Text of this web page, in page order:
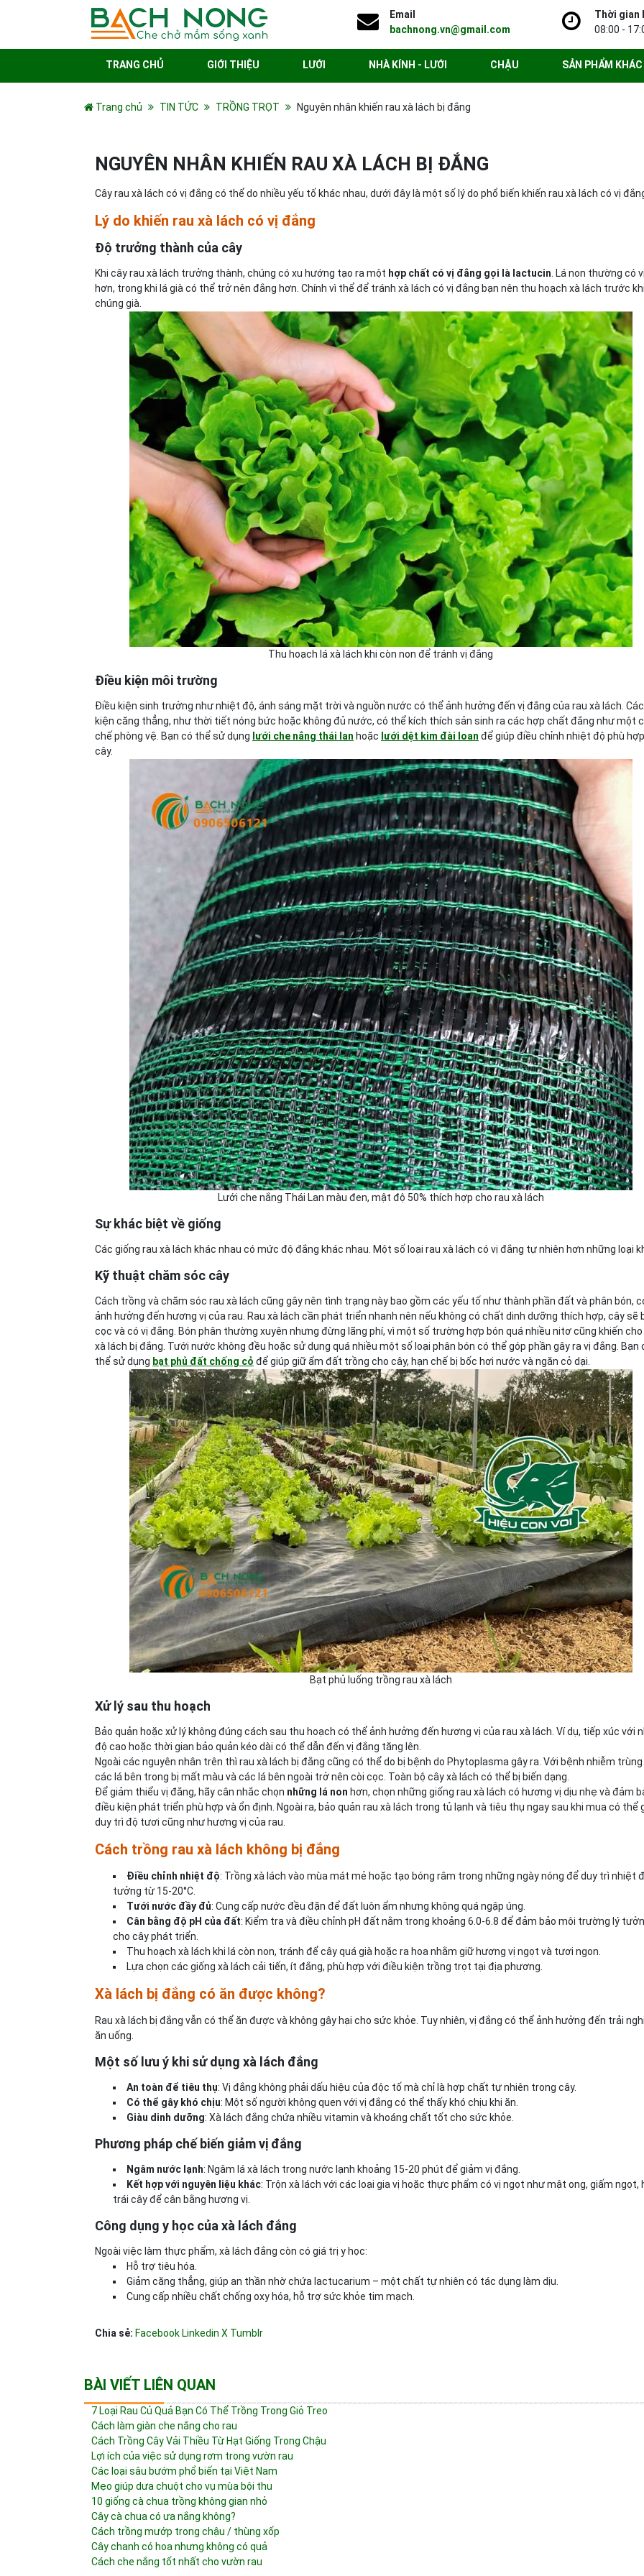
Email
bachnong.vn@gmail.com
Thời gian
08:00 -
TRANG CHỦ GIỚI THIỆU LƯỚI NHÀ KÍNH - LƯỚI CHẬU SẢN PHẨM KHÁC
Trang chủ TIN TỨC TRỒNG TRỌT Nguyên nhân khiến rau xà lách bị đắng
NGUYÊN NHÂN KHIẾN RAU XÀ LÁCH BỊ ĐẮNG
Cây rau xà lách có vị đắng có thể do nhiều yếu tố khác nhau, dưới đây là một số lý do phổ biến khiến rau xà lách có vị
Lý do khiến rau xà lách có vị đắng
Độ trưởng thành của cây
Khi cây rau xà lách trưởng thành, chúng có xu hướng tạo ra một hợp chất có vị đắng gọi là lactucin . Lá non thường có
hơn, trong khi lá già có thể trở nên đắng hơn. Chính vì thể để tránh xà lách có vị đắng bạn nên thu hoạch xà lách trước
chúng già.
Thu hoạch lá xà lách khi còn non để tránh vị đắng
Điều kiện môi trường
Điều kiện sinh trưởng như nhiệt độ, ánh sáng mặt trời và nguồn nước có thể ảnh hưởng đến vị đắng của rau xà lách.
kiện căng thẳng, như thời tiết nóng bức hoặc không đủ nước, có thể kích thích sản sinh ra các hợp chất đắng như một
chế phòng vệ. Bạn có thể sử dụng lưới che nắng thái lan hoặc lưới dệt kim đài loan để giúp điều chỉnh nhiệt độ phù
cây.
Lưới che nắng Thái Lan màu đen, mật độ 50% thích hợp cho rau xà lách
Sự khác biệt về giống
Các giống rau xà lách khác nhau có mức độ đắng khác nhau. Một số loại rau xà lách có vị đắng tự nhiên hơn những loại
Kỹ thuật chăm sóc cây
Cách trồng và chăm sóc rau xà lách cũng gây nên tình trạng này bao gồm các yếu tố như thành phần đất và phân bón,
ảnh hưởng đến hương vị của rau. Rau xà lách cần phát triển nhanh nên nếu không có chất dinh dưỡng thích hợp, cây sẽ
cọc và có vị đắng. Bón phân thường xuyên nhưng đừng lãng phí, vì một số trường hợp bón quá nhiều nitơ cũng khiến
xà lách bị đắng. Tưới nước không đều hoặc sử dụng quá nhiều một số loại phân bón có thể góp phần gây ra vị đắng. Bạn
thể sử dụng bạt phủ đất chống cỏ để giúp giữ ẩm đất trồng cho cây, hạn chế bị bốc hơi nước và ngăn cỏ dại.
Bạt phủ luống trồng rau xà lách
Xử lý sau thu hoạch
Bảo quản hoặc xử lý không đúng cách sau thu hoạch có thể ảnh hưởng đến hương vị của rau xà lách. Ví dụ, tiếp xúc với
độ cao hoặc thời gian bảo quản kéo dài có thể dẫn đến vị đắng tăng lên.
Ngoài các nguyên nhân trên thì rau xà lách bị đắng cũng có thể do bị bệnh do Phytoplasma gây ra. Với bệnh nhiễm trùng
các lá bên trong bị mất màu và các lá bên ngoài trở nên còi cọc. Toàn bộ cây xà lách có thể bị biến dạng.
Để giảm thiểu vị đắng, hãy cân nhắc chọn những lá non hơn, chọn những giống rau xà lách có hương vị dịu nhẹ và đảm
điều kiện phát triển phù hợp và ổn định. Ngoài ra, bảo quản rau xà lách trong tủ lạnh và tiêu thụ ngay sau khi mua có thể
duy trì độ tươi cũng như hương vị của rau.
Cách trồng rau xà lách không bị đắng
Điều chỉnh nhiệt độ: Trồng xà lách vào mùa mát mẻ hoặc tạo bóng râm trong những ngày nóng để duy trì nhiệt
tưởng từ 15-20°C.
Tưới nước đầy đủ: Cung cấp nước đều đặn để đất luôn ẩm nhưng không quá ngập úng.
Cân bằng độ pH của đất: Kiểm tra và điều chỉnh pH đất nằm trong khoảng 6.0-6.8 để đảm bảo môi trường lý
cho cây phát triển.
Thu hoạch xà lách khi lá còn non, tránh để cây quá già hoặc ra hoa nhằm giữ hương vị ngọt và tươi ngon.
Lựa chọn các giống xà lách cải tiến, ít đắng, phù hợp với điều kiện trồng trọt tại địa phương.
Xà lách bị đắng có ăn được không?
Rau xà lách bị đắng vẫn có thể ăn được và không gây hại cho sức khỏe. Tuy nhiên, vị đắng có thể ảnh hưởng đến trải
ăn uống.
Một số lưu ý khi sử dụng xà lách đắng
An toàn để tiêu thụ: Vị đắng không phải dấu hiệu của độc tố mà chỉ là hợp chất tự nhiên trong cây.
Có thể gây khó chịu: Một số người không quen với vị đắng có thể thấy khó chịu khi ăn.
Giàu dinh dưỡng: Xà lách đắng chứa nhiều vitamin và khoáng chất tốt cho sức khỏe.
Phương pháp chế biến giảm vị đắng
Ngâm nước lạnh: Ngâm lá xà lách trong nước lạnh khoảng 15-20 phút để giảm vị đắng.
Kết hợp với nguyên liệu khác: Trộn xà lách với các loại gia vị hoặc thực phẩm có vị ngọt như mật ong, giấm ngọt,
trái cây để cân bằng hương vị.
Công dụng y học của xà lách đắng
Ngoài việc làm thực phẩm, xà lách đắng còn có giá trị y học:
Hỗ trợ tiêu hóa.
Giảm căng thẳng, giúp an thần nhờ chứa lactucarium – một chất tự nhiên có tác dụng làm dịu.
Cung cấp nhiều chất chống oxy hóa, hỗ trợ sức khỏe tim mạch.
Chia sẻ: Facebook Linkedin X Tumblr
BÀI VIẾT LIÊN QUAN
7 Loại Rau Củ Quả Bạn Có Thể Trồng Trong Giỏ Treo
Cách làm giàn che nắng cho rau
Cách Trồng Cây Vải Thiều Từ Hạt Giống Trong Chậu
Lợi ích của việc sử dụng rơm trong vườn rau
Các loại sâu bướm phổ biến tại Việt Nam
Mẹo giúp dưa chuột cho vụ mùa bội thu
10 giống cà chua trồng không gian nhỏ
Cây cà chua có ưa nắng không?
Cách trồng mướp trong chậu / thùng xốp
Cây chanh có hoa nhưng không có quả
Cách che nắng tốt nhất cho vườn rau